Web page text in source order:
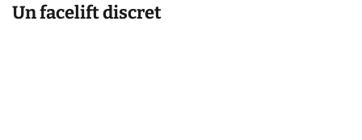
Un facelift discret